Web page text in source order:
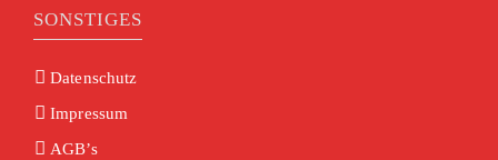
SONSTIGES
Datenschutz
Impressum
AGB’s